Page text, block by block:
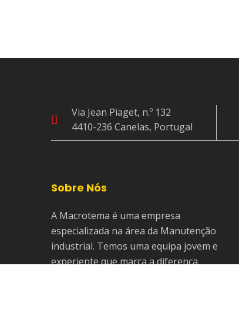
Via Jean Piaget, n.º 132
4410-236 Canelas, Portugal
Sobre Nós
A Macrotema é uma empresa
especializada na área da Manutenção
industrial. Temos uma equipa jovem e
experiente que marca a diferença.